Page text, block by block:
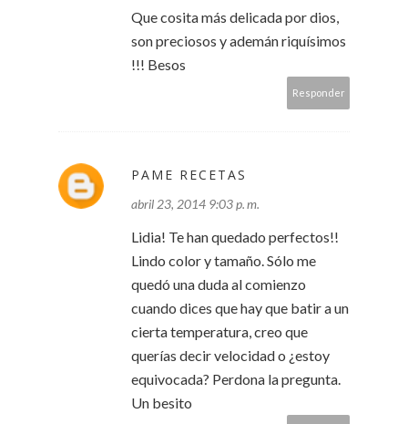
Que cosita más delicada por dios,
son preciosos y ademán riquísimos
!!! Besos
Responder
PAME RECETAS
abril 23, 2014 9:03 p. m.
Lidia! Te han quedado perfectos!!
Lindo color y tamaño. Sólo me
quedó una duda al comienzo
cuando dices que hay que batir a un
cierta temperatura, creo que
querías decir velocidad o ¿estoy
equivocada? Perdona la pregunta.
Un besito